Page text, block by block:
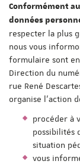
Conformément
données
respecter la plus
nous vous
formulaire sont
Direction du
rue René
organise l'action
procéder à
possibilités
situation
vous